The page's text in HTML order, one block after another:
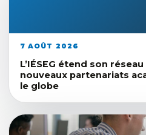
7 AOÛT 2026
L’IÉSEG étend son
nouveaux partenariats
le globe